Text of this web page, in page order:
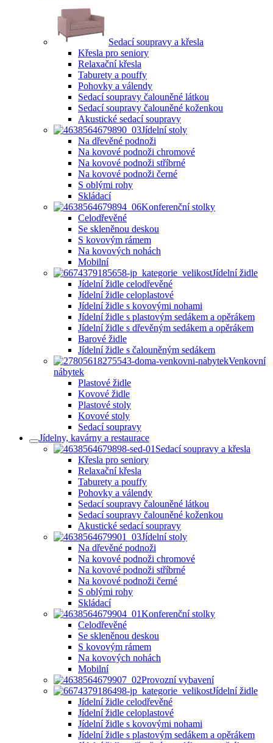
Sedací soupravy a křesla
Křesla pro seniory
Relaxační křesla
Taburety a pouffy
Pohovky a válendy
Sedací soupravy čalouněné látkou
Sedací soupravy čalouněné koženkou
Akustické sedací soupravy
Jídelní stoly
Na dřevěné podnoži
Na kovové podnoži chromové
Na kovové podnoži stříbrné
Na kovové podnoži černé
S oblými rohy
Skládací
Konferenční stolky
Celodřevěné
Se skleněnou deskou
S kovovým rámem
Na kovových nohách
Mobilní
Jídelní židle
Jídelní židle celodřevěné
Jídelní židle celoplastové
Jídelní židle s kovovými nohami
Jídelní židle s plastovým sedákem a opěrákem
Jídelní židle s dřevěným sedákem a opěrákem
Barové židle
Jídelní židle s čalouněným sedákem
Venkovní
nábytek
Plastové židle
Kovové židle
Plastové stoly
Kovové stoly
Sedací soupravy
Jídelny, kavárny a restaurace
Sedací soupravy a křesla
Křesla pro seniory
Relaxační křesla
Taburety a pouffy
Pohovky a válendy
Sedací soupravy čalouněné látkou
Sedací soupravy čalouněné koženkou
Akustické sedací soupravy
Jídelní stoly
Na dřevěné podnoži
Na kovové podnoži chromové
Na kovové podnoži stříbrné
Na kovové podnoži černé
S oblými rohy
Skládací
Konferenční stolky
Celodřevěné
Se skleněnou deskou
S kovovým rámem
Na kovových nohách
Mobilní
Provozní vybavení
Jídelní židle
Jídelní židle celodřevěné
Jídelní židle celoplastové
Jídelní židle s kovovými nohami
Jídelní židle s plastovým sedákem a opěrákem